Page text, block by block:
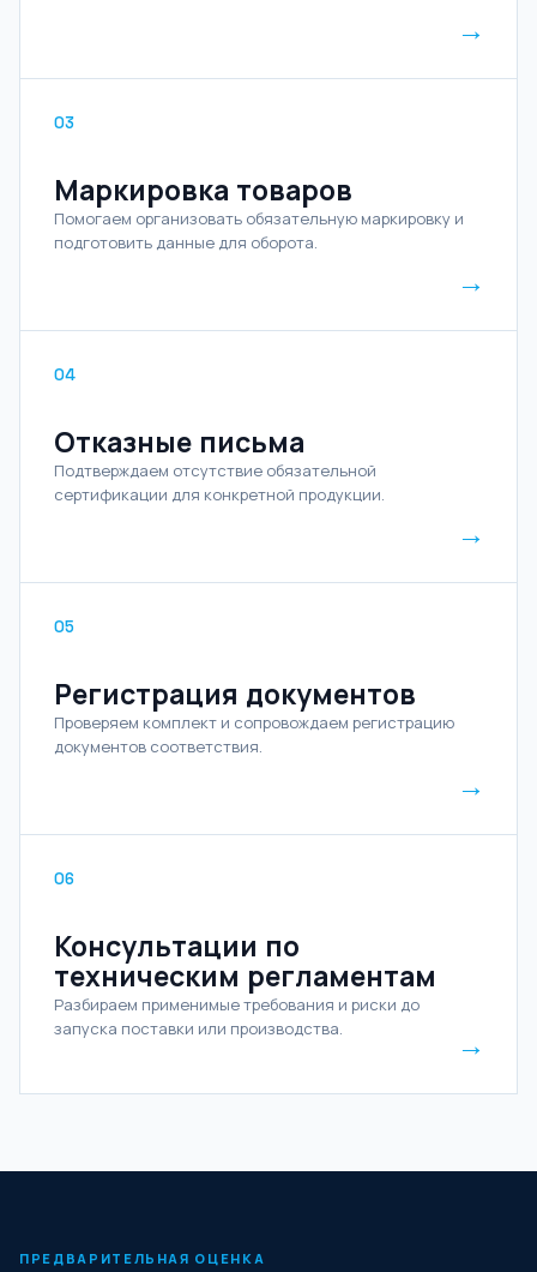
→
03
Маркировка товаров
Помогаем организовать обязательную маркировку и
подготовить данные для оборота.
→
04
Отказные письма
Подтверждаем отсутствие обязательной
сертификации для конкретной продукции.
→
05
Регистрация документов
Проверяем комплект и сопровождаем регистрацию
документов соответствия.
→
06
Консультации по
техническим регламентам
Разбираем применимые требования и риски до
запуска поставки или производства.
→
ПРЕДВАРИТЕЛЬНАЯ ОЦЕНКА